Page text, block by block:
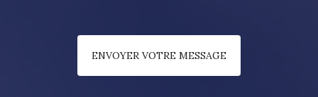
ENVOYER VOTRE MESSAGE